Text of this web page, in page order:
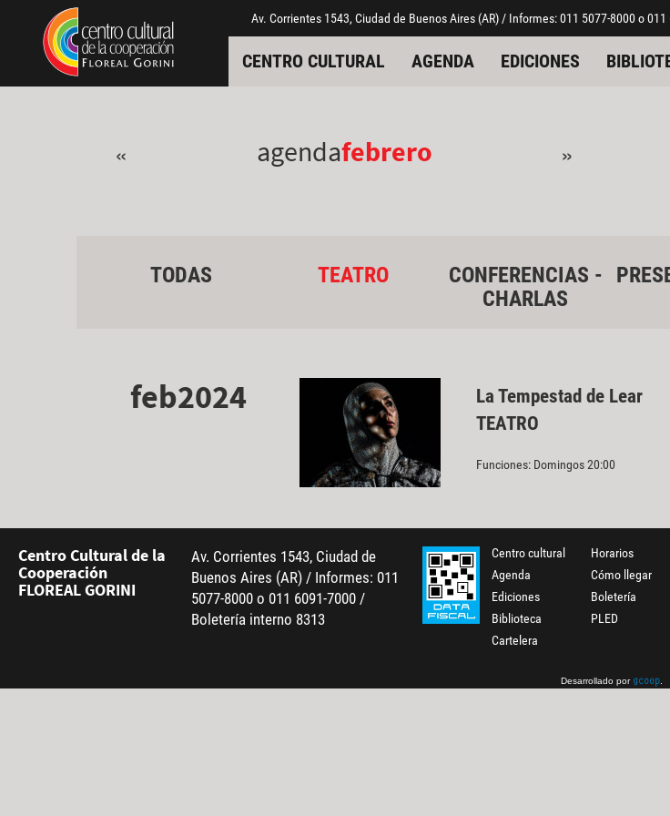
Pasar al contenido principal
Jump to main content Av. Corrientes 1543, Ciudad de Buenos Aires (AR) / Informes: 011 5077-8000 o
CENTRO CULTURAL AGENDA EDICIONES
« agendafebrero »
TODAS TEATRO
CONFERENCIAS -
CHARLAS
feb2024
La Tempestad de Lear
TEATRO
Funciones: Domingos 20:00
Centro Cultural de la
Cooperación
FLOREAL GORINI
Av. Corrientes 1543, Ciudad de
Buenos Aires (AR) / Informes: 011
5077-8000 o 011 6091-7000 /
Boletería interno 8313
Centro cultural
Agenda
Ediciones
Biblioteca
Cartelera
Horarios
Cómo llegar
Boletería
PLED
Desarrollado por gcoop